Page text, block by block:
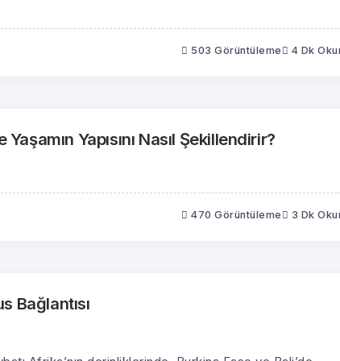
503 Görüntüleme 4 Dk
Yapısını Nasıl Şekillendirir?
470 Görüntüleme 3 Dk
Bağlantısı